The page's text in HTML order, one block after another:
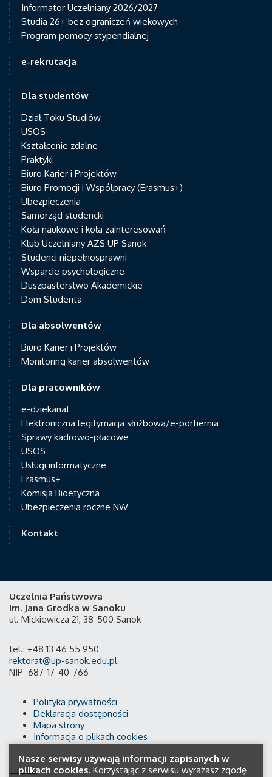
Informator Uczelniany 2026/2027
Studia 26+ bez ograniczeń wiekowych
Program pomocy stypendialnej
e-rekrutacja
Dla studentów
Dział Toku Studiów
USOS
Kształcenie zdalne
Praktyki
Biuro Karier i Projektów
Biuro Promocji i Współpracy (Erasmus+)
Ubezpieczenia
Samorząd studencki
Koła naukowe i koła zainteresowań
Klub Uczelniany AZS UP Sanok
Studenci niepełnosprawni
Wsparcie psychologiczne
Duszpasterstwo Akademickie
Dom Studenta
Dla absolwentów
Biuro Karier i Projektów
Monitoring karier absolwentów
Dla pracowników
e-dziekanat
Elektroniczna legitymacja służbowa/e-portiernia
Sprawy kadrowo-płacowe
USOS
Usługi informatyczne
Erasmus+
Komisja Bioetyczna
Ubezpieczenia roczne NW
Kontakt
Uczelnia Państwowa
im. Jana Grodka w Sanoku
ul. Mickiewicza 21, 38-500 Sanok
tel.: +48 13 46 55 950
rektorat@up-sanok.edu.pl
NIP 687-17-40-766
Polityka prywatności
Deklaracja dostępności
Mapa strony
Informacja o plikach cookies
Nasze serwisy używają informacji zapisanych w
plikach cookies. Korzystając z serwisu wyrażasz zgodę